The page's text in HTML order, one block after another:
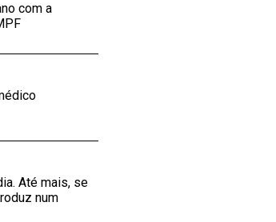
com a
Até mais, se
num